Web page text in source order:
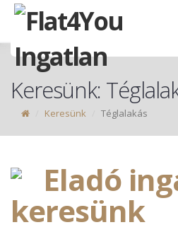
Keresünk:
Keresünk Téglalakás
Eladó
keresünk